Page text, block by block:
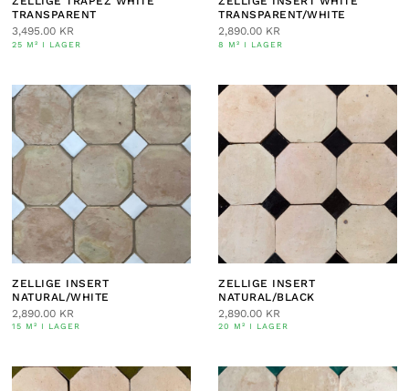
TRANSPARENT
3,495.00 KR
25 M² I LAGER
TRANSPARENT/WHITE
2,890.00 KR
8 M² I LAGER
ZELLIGE INSERT
NATURAL/WHITE
2,890.00 KR
15 M² I LAGER
ZELLIGE INSERT
NATURAL/BLACK
2,890.00 KR
20 M² I LAGER